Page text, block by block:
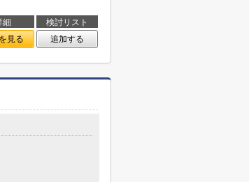
細
検討リスト
見る 追加する